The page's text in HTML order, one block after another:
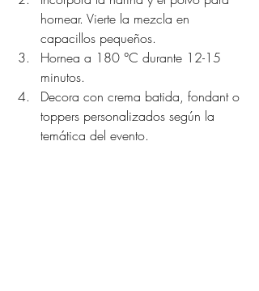
hornear. Vierte la mezcla en
capacillos pequeños.
Hornea a 180 °C durante 12-15
minutos.
Decora con crema batida, fondant o
toppers personalizados según la
temática del evento.